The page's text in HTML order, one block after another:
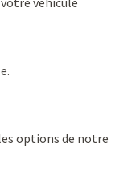
options de notre